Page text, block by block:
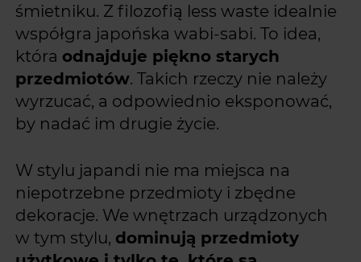
śmietniku. Z filozofią less waste idealnie
współgra japońska wabi-sabi. To idea,
która odnajduje piękno starych
przedmiotów. Takich rzeczy nie należy
wyrzucać, a odpowiednio eksponować,
by nadać im drugie życie.
W stylu japandi nie ma miejsca na
niepotrzebne przedmioty i zbędne
dekoracje. We wnętrzach urządzonych
w tym stylu, dominują przedmioty